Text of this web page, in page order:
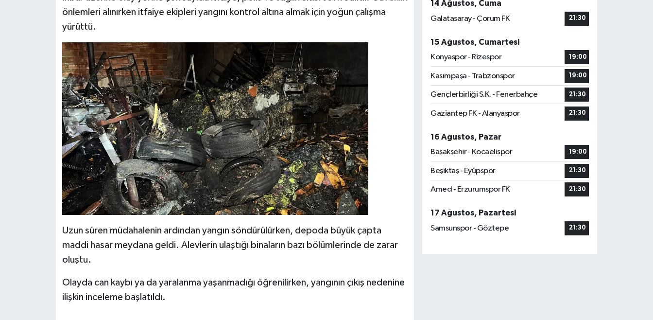
önlemleri alınırken itfaiye ekipleri yangını kontrol altına almak için yoğun çalışma
yürüttü.
Uzun süren müdahalenin ardından yangın söndürülürken, depoda büyük çapta
maddi hasar meydana geldi. Alevlerin ulaştığı binaların bazı bölümlerinde de zarar
oluştu.
Olayda can kaybı ya da yaralanma yaşanmadığı öğrenilirken, yangının çıkış nedenine
ilişkin inceleme başlatıldı.
14 Ağustos, Cuma
Galatasaray - Çorum FK
21:30
15 Ağustos, Cumartesi
Konyaspor - Rizespor
19:00
Kasımpaşa - Trabzonspor 19:00
Gençlerbirliği S.K. - Fenerbahçe 21:30
Gaziantep FK - Alanyaspor 21:30
16 Ağustos, Pazar
Başakşehir - Kocaelispor
19:00
Beşiktaş - Eyüpspor 21:30
Amed - Erzurumspor FK 21:30
17 Ağustos, Pazartesi
Samsunspor - Göztepe
21:30